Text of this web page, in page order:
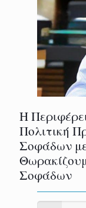
Η
Πολιτική
Σοφάδων
Σοφάδων